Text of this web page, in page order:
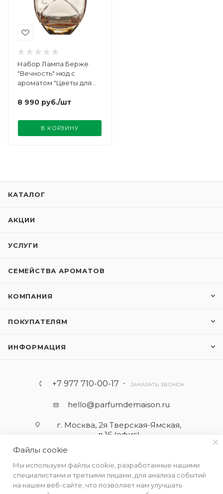
Набор Лампа Берже
"Вечность" нюд с
ароматом "Цветы для
8 990 руб./шт
В КОРЗИНУ
КАТАЛОГ
АКЦИИ
УСЛУГИ
СЕМЕЙСТВА АРОМАТОВ
КОМПАНИЯ
ПОКУПАТЕЛЯМ
ИНФОРМАЦИЯ
+7 977 710-00-17 ЗАКАЗАТЬ ЗВОНОК
hello@parfumdemaison.ru
г. Москва, 2я Тверская-Ямская,
д.16 (офис)
Файлы cookie
Мы используем файлы cookie, разработанные нашими
специалистами и третьими лицами, для анализа событий
на нашем веб-сайте, что позволяет нам улучшать